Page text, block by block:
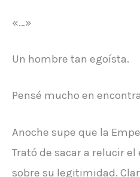
«…»
Un hombre tan egoísta.
Pensé mucho en
Anoche supe que la
Trató de sacar a relucir
sobre su legitimidad.